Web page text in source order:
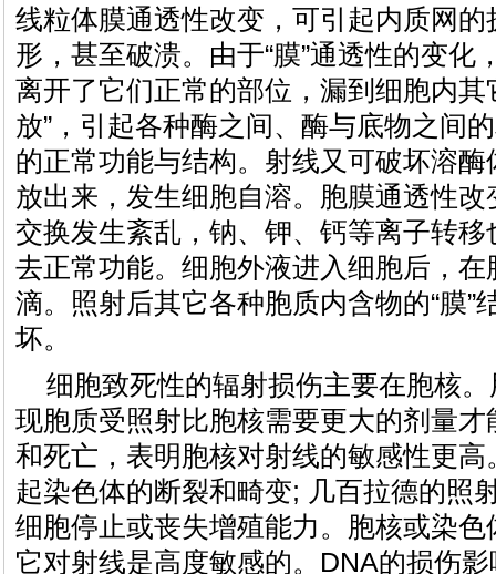
线粒体膜通透性改变，可引起内质网
形，甚至破溃。由于“膜”通透性的变化
离开了它们正常的部位，漏到细胞内其
放”，引起各种酶之间、酶与底物之间
的正常功能与结构。射线又可破坏溶
放出来，发生细胞自溶。胞膜通透性
交换发生紊乱，钠、钾、钙等离子转
去正常功能。细胞外液进入细胞后，
滴。照射后其它各种胞质内含物的“膜”
坏。
细胞致死性的辐射损伤主要在胞核
现胞质受照射比胞核需要更大的剂量
和死亡，表明胞核对射线的敏感性更
起染色体的断裂和畸变; 几百拉德的照
细胞停止或丧失增殖能力。胞核或染
它对射线是高度敏感的。DNA的损伤